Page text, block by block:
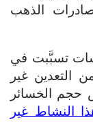
الذهب
تسبَّبت في
دولار من التعدين غير
حجم الخسائر
النشاط غير